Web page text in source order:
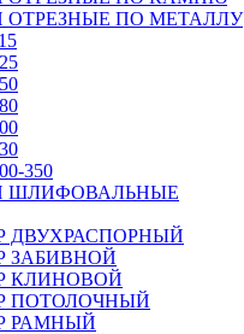
ОТРЕЗНЫЕ ПО МЕТАЛЛУ
350
ШЛИФОВАЛЬНЫЕ
ДВУХРАСПОРНЫЙ
ЗАБИВНОЙ
КЛИНОВОЙ
ПОТОЛОЧНЫЙ
РАМНЫЙ